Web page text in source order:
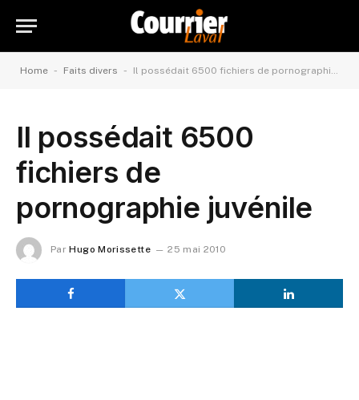
Home - Faits divers - Il possédait 6500 fichiers de pornographie juvénile
Il possédait 6500
fichiers de
pornographie juvénile
Par Hugo Morissette 25 mai 2010